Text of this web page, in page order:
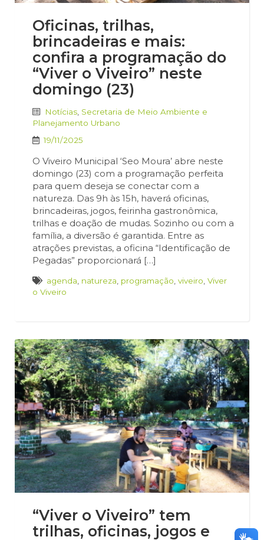
Oficinas, trilhas,
brincadeiras e mais:
confira a programação do
“Viver o Viveiro” neste
domingo (23)
Notícias Secretaria de Meio Ambiente e
Planejamento Urbano
19/11/2025
O Viveiro Municipal ‘Seo Moura’ abre neste
domingo (23) com a programação perfeita
para quem deseja se conectar com a
natureza. Das 9h às 15h, haverá oficinas,
brincadeiras, jogos, feirinha gastronômica,
trilhas e doação de mudas. Sozinho ou com a
família, a diversão é garantida. Entre as
atrações previstas, a oficina “Identificação de
Pegadas” proporcionará […]
agenda natureza programação viveiro Viver
o Viveiro
“Viver o Viveiro” tem
trilhas, oficinas, jogos e